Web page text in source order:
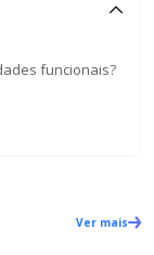
funcionais?
Ver mais